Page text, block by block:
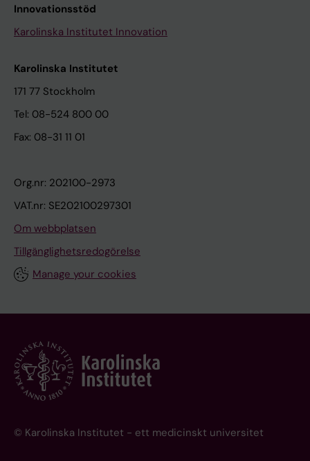
Innovationsstöd
Karolinska Institutet Innovation
Karolinska Institutet
171 77 Stockholm
Tel: 08-524 800 00
Fax: 08-31 11 01
Org.nr: 202100-2973
VAT.nr: SE202100297301
Om webbplatsen
Tillgänglighetsredogörelse
Manage your cookies
© Karolinska Institutet - ett medicinskt universitet